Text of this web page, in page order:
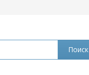
Поиск